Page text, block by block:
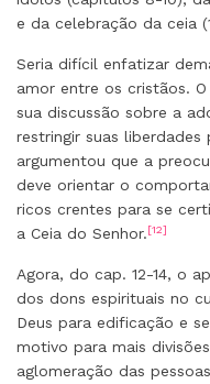
e da celebração da ceia
Seria difícil enfatizar
amor entre os cristãos.
sua discussão sobre a
restringir suas
argumentou que a
deve orientar o
ricos crentes para se
a Ceia do Senhor.[12]
Agora, do cap. 12-14, o
dos dons espirituais no
Deus para edificação e
motivo para mais
aglomeração das